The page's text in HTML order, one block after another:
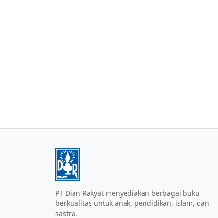
PT Dian Rakyat menyediakan berbagai buku
berkualitas untuk anak, pendidikan, islam, dan
sastra.